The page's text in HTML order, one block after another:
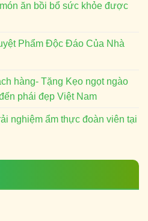
ăn bồi bổ sức khỏe được
Phẩm Độc Đáo Của Nhà
hàng- Tặng Kẹo ngọt ngào
phái đẹp Việt Nam
nghiệm ẩm thực đoàn viên tại